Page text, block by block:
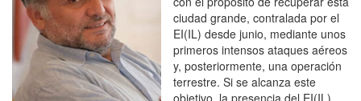
ciudad grande, contralada por el
EI(IL) desde junio, mediante unos
primeros intensos ataques aéreos
y, posteriormente, una operación
terrestre. Si se alcanza este
objetivo, la presencia del EI(IL)